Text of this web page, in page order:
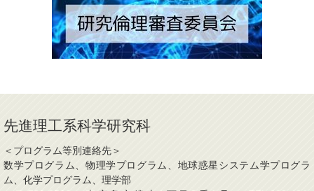
先進理工系科学研究科
＜プログラム等別連絡先＞
数学プログラム、物理学プログラム、地球惑星システム学プログラ
ム、化学プログラム、理学部